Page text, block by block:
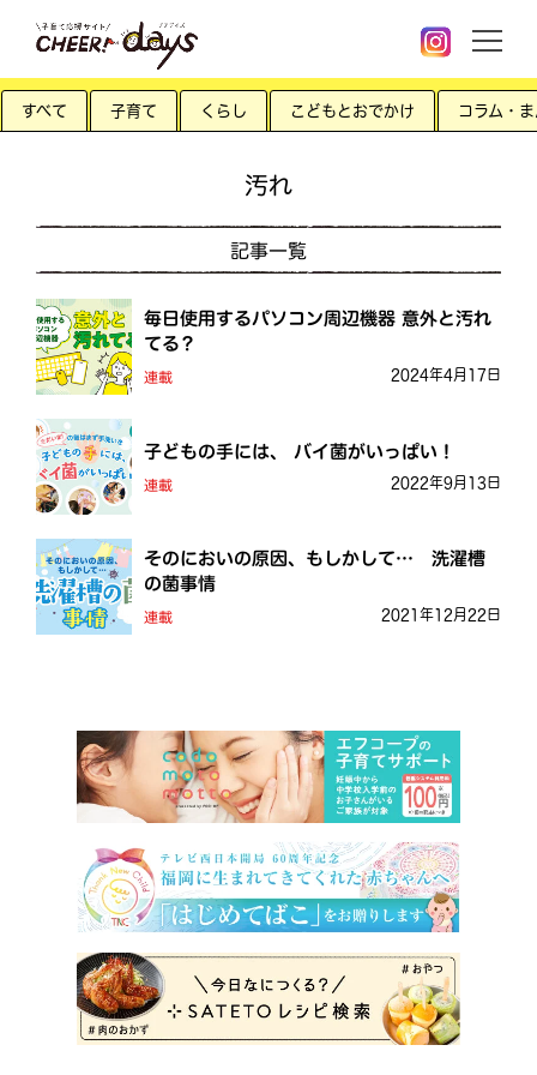
すべて 子育て くらし こどもとおでかけ コラム・
汚れ
記事一覧
毎日使用するパソコン周辺機器 意外と汚れ
てる？
連載 2024年4月17日
子どもの手には、 バイ菌がいっぱい！
連載 2022年9月13日
そのにおいの原因、もしかして… 洗濯槽
の菌事情
連載 2021年12月22日